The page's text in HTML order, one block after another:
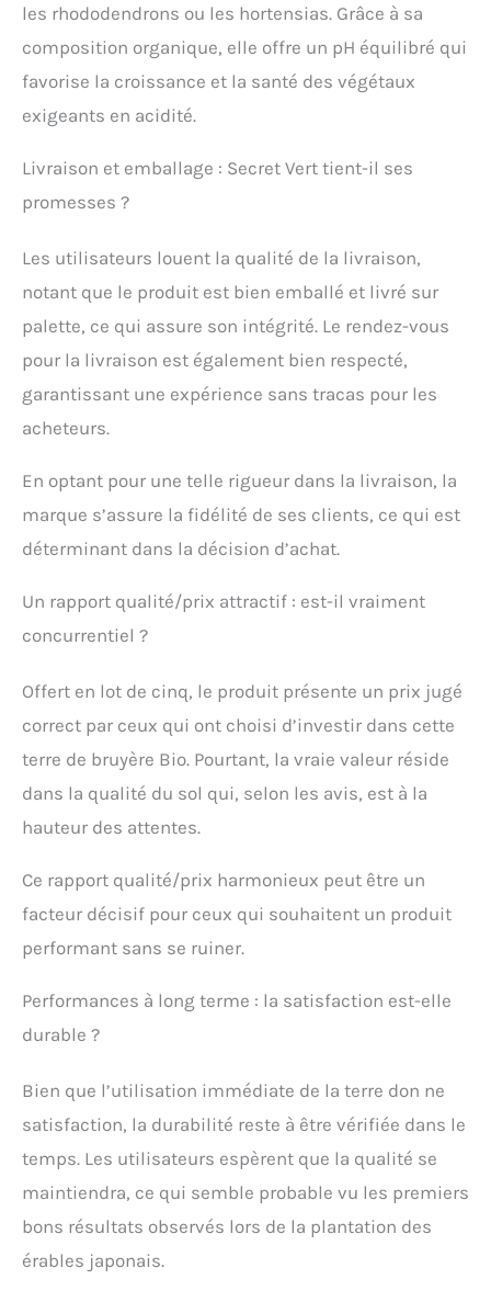
les rhododendrons ou les hortensias. Grâce à sa
composition organique, elle offre un pH équilibré qui
favorise la croissance et la santé des végétaux
exigeants en acidité.
Livraison et emballage : Secret Vert tient-il ses
promesses ?
Les utilisateurs louent la qualité de la livraison,
notant que le produit est bien emballé et livré sur
palette, ce qui assure son intégrité. Le rendez-vous
pour la livraison est également bien respecté,
garantissant une expérience sans tracas pour les
acheteurs.
En optant pour une telle rigueur dans la livraison, la
marque s’assure la fidélité de ses clients, ce qui est
déterminant dans la décision d’achat.
Un rapport qualité/prix attractif : est-il vraiment
concurrentiel ?
Offert en lot de cinq, le produit présente un prix jugé
correct par ceux qui ont choisi d’investir dans cette
terre de bruyère Bio. Pourtant, la vraie valeur réside
dans la qualité du sol qui, selon les avis, est à la
hauteur des attentes.
Ce rapport qualité/prix harmonieux peut être un
facteur décisif pour ceux qui souhaitent un produit
performant sans se ruiner.
Performances à long terme : la satisfaction est-elle
durable ?
Bien que l’utilisation immédiate de la terre don ne
satisfaction, la durabilité reste à être vérifiée dans le
temps. Les utilisateurs espèrent que la qualité se
maintiendra, ce qui semble probable vu les premiers
bons résultats observés lors de la plantation des
érables japonais.